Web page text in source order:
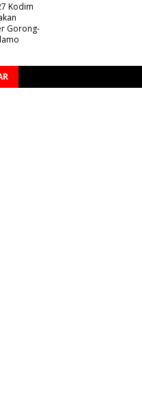
Kodim
Gorong-